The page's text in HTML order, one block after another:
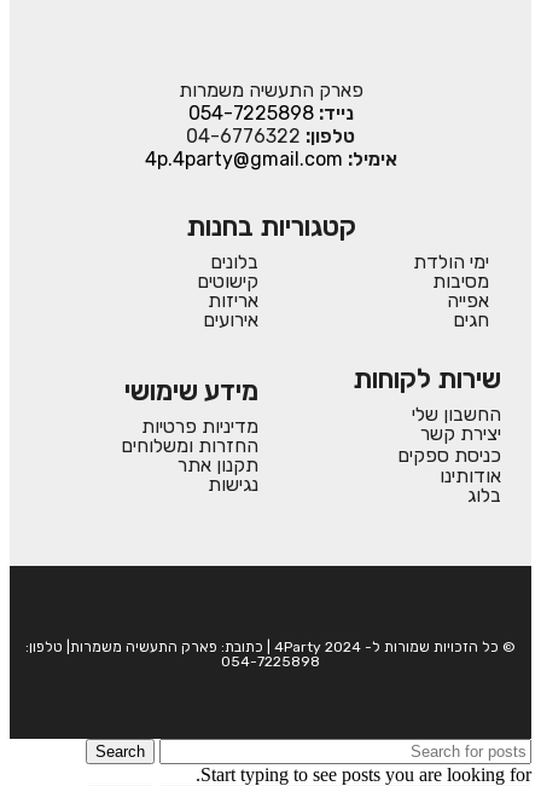
פארק התעשיה משמרות
נייד:054-7225898
טלפון: 04-6776322
אימיל: 4p.4party@gmail.com
קטגוריות בחנות
ימי הולדת
מסיבות
אפייה
חגים
בלונים
קישוטים
אריזות
אירועים
שירות לקוחות
החשבון שלי
יצירת קשר
כניסת ספקים
אודותינו
בלוג
מידע שימושי
מדיניות פרטיות
החזרות ומשלוחים
תקנון אתר
נגישות
© כל הזכויות שמורות ל- 4Party 2024 | כתובת: פארק התעשיה משמרות| טלפון:
054-7225898
Search
Start typing to see posts you are looking for.